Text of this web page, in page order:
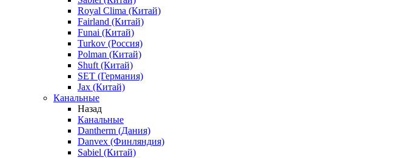
Royal Clima (Китай)
Fairland (Китай)
Funai (Китай)
Turkov (Россия)
Polman (Китай)
Shuft (Китай)
SET (Германия)
Jax (Китай)
Канальные
Назад
Канальные
Dantherm (Дания)
Danvex (Финляндия)
Sabiel (Китай)